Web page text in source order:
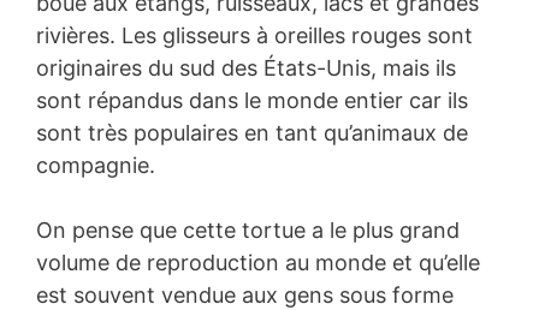
rivières. Les glisseurs à oreilles rouges sont
originaires du sud des États-Unis, mais ils
sont répandus dans le monde entier car ils
sont très populaires en tant qu’animaux de
compagnie.
On pense que cette tortue a le plus grand
volume de reproduction au monde et qu’elle
est souvent vendue aux gens sous forme